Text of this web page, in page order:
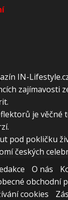
IN-
zajímavosti
je věčné
pod pokličku
českých
O nás
obchodní
cookies